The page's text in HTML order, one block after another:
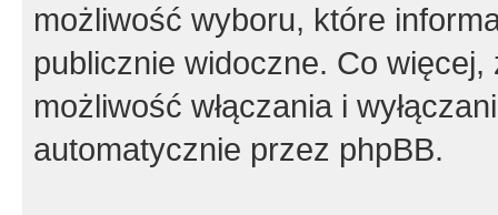
możliwość wyboru, które
publicznie widoczne. Co
możliwość włączania i
automatycznie przez phpBB.